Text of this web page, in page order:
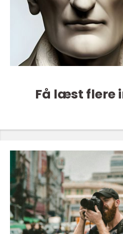
Få læst flere